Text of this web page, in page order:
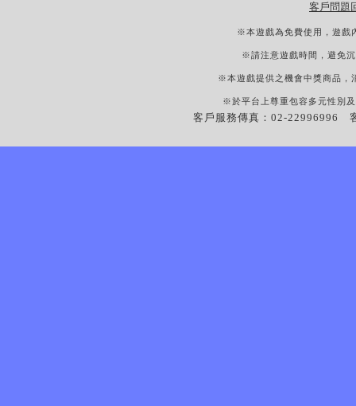
客戶問題
※本遊戲為免費使用，遊戲
※請注意遊戲時間，避免
※本遊戲提供之機會中獎商品，
※於平台上尊重包容多元性別
客戶服務傳真：02-22996996